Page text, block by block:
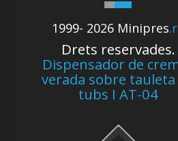
1999- 2026 Minipres
Drets reservades.
Dispensador de
verada sobre tauleta
tubs I AT-04